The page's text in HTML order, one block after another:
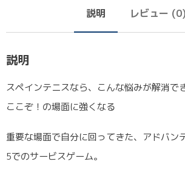
説明 レビュー (0)
説明
スペインテニスなら、こんな悩みが解消で
ここぞ！の場面に強くなる
重要な場面で自分に回ってきた、アドバン
5でのサービスゲーム。